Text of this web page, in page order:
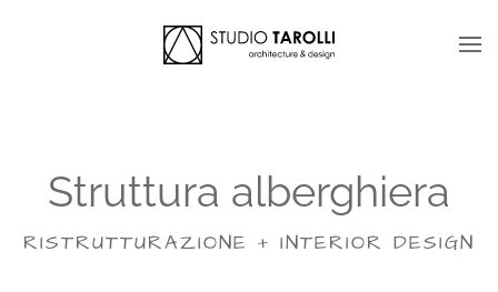
Skip to main content
Struttura alberghiera
RISTRUTTURAZIONE + INTERIOR DESIGN